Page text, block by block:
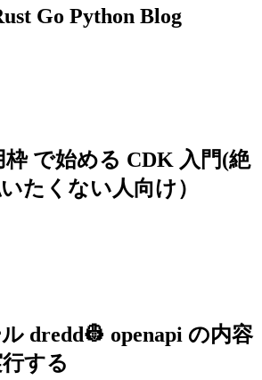
Go Python Blog
枠 で始める CDK 入門(絶
たくない人向け）
dredd👷 openapi の内容
する